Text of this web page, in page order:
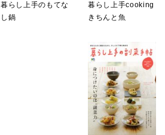
暮らし上手のもてな
し鍋
暮らし上手cooking
きちんと魚